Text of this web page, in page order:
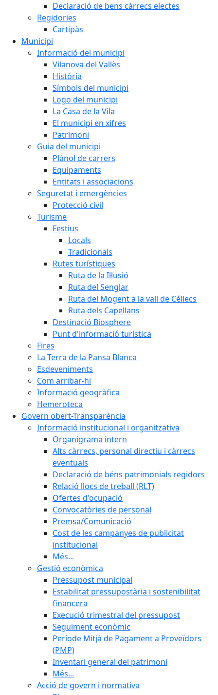
Declaració de bens càrrecs electes
Regidories
Cartipàs
Municipi
Informació del municipi
Vilanova del Vallès
Història
Símbols del municipi
Logo del municipi
La Casa de la Vila
El municipi en xifres
Patrimoni
Guia del municipi
Plànol de carrers
Equipaments
Entitats i associacions
Seguretat i emergències
Protecció civil
Turisme
Festius
Locals
Tradicionals
Rutes turístiques
Ruta de la Il·lusió
Ruta del Senglar
Ruta del Mogent a la vall de Céllecs
Ruta dels Capellans
Destinació Biosphere
Punt d'informació turística
Fires
La Terra de la Pansa Blanca
Esdeveniments
Com arribar-hi
Informació geogràfica
Hemeroteca
Govern obert-Transparència
Informació institucional i organitzativa
Organigrama intern
Alts càrrecs, personal directiu i càrrecs
eventuals
Declaració de béns patrimonials regidors
Relació llocs de treball (RLT)
Ofertes d'ocupació
Convocatòries de personal
Premsa/Comunicació
Cost de les campanyes de publicitat
institucional
Més...
Gestió econòmica
Pressupost municipal
Estabilitat pressupostària i sostenibilitat
financera
Execució trimestral del pressupost
Seguiment econòmic
Període Mitjà de Pagament a Proveïdors
(PMP)
Inventari general del patrimoni
Més...
Acció de govern i normativa